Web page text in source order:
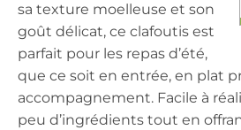
sa texture moelleuse et son
goût délicat, ce clafoutis est
parfait pour les repas d’été,
que ce soit en entrée, en plat
accompagnement. Facile à
peu d’ingrédients tout en